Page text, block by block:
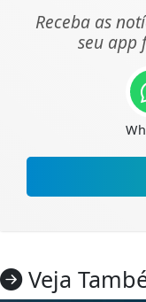
Receba as
seu app
Veja